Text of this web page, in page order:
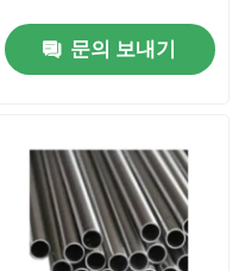
문의 보내기